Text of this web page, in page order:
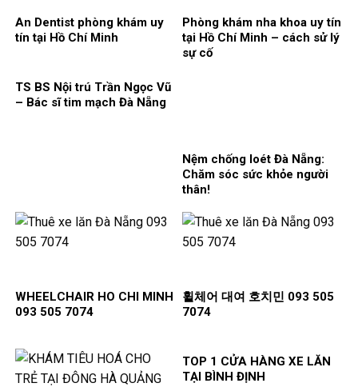
An Dentist phòng khám uy
tín tại Hồ Chí Minh
Phòng khám nha khoa uy tín
tại Hồ Chí Minh – cách sử lý
sự cố
TS BS Nội trú Trần Ngọc Vũ
– Bác sĩ tim mạch Đà Nẵng
Nệm chống loét Đà Nẵng:
Chăm sóc sức khỏe người
thân!
WHEELCHAIR HO CHI MINH
093 505 7074
휠체어 대여 호치민 093 505
7074
TOP 1 CỬA HÀNG XE LĂN
TẠI BÌNH ĐỊNH